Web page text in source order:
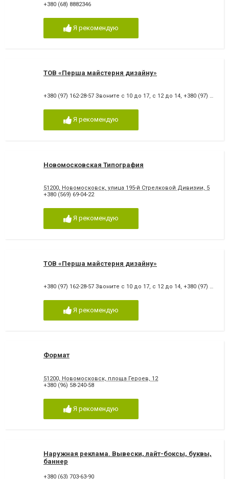
+380 (68) 8882346
Я рекомендую
ТОВ «Перша майстерня дизайну»
+380 (97) 162-28-57 Звоните с 10 до 17, с 12 до 14, +380 (97) 162-28-57
Я рекомендую
Новомосковская Типография
51200, Новомосковск, улица 195-й Стрелковой Дивизии, 5
+380 (569) 69-04-22
Я рекомендую
ТОВ «Перша майстерня дизайну»
+380 (97) 162-28-57 Звоните с 10 до 17, с 12 до 14, +380 (97) 162-28-57
Я рекомендую
Формат
51200, Новомосковск, площа Героев, 12
+380 (96) 58-240-58
Я рекомендую
Наружная реклама. Вывески, лайт-боксы, буквы,
баннер
+380 (63) 703-63-90